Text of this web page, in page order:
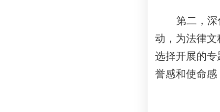
第二，
动，为法律
选择开展的
誉感和使命感